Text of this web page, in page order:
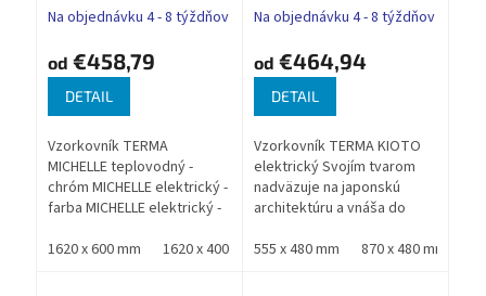
O
Na objednávku 4 - 8 týždňov
od €458,79
DETAIL
Vzorkovník TERMA
MICHELLE teplovodný -
chróm MICHELLE elektrický -
farba MICHELLE elektrický -
radiátor v modernom štýle.
1620 x 600 mm 1620 x 400 mm 1620 x 500 mm 780 x 400 mm
O
Na objednávku 4 - 8 týždňov
od €464,94
DETAIL
Vzorkovník TERMA KIOTO
elektrický Svojím tvarom
nadväzuje na japonskú
architektúru a vnáša do
Medzery medzi profilmi
555 x 480 mm 870 x 480 mm